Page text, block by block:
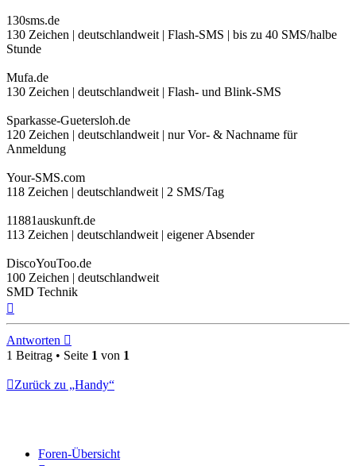
130sms.de
130 Zeichen | deutschlandweit | Flash-SMS | bis zu 40 SMS/halbe
Stunde
Mufa.de
130 Zeichen | deutschlandweit | Flash- und Blink-SMS
Sparkasse-Guetersloh.de
120 Zeichen | deutschlandweit | nur Vor- & Nachname für
Anmeldung
Your-SMS.com
118 Zeichen | deutschlandweit | 2 SMS/Tag
11881auskunft.de
113 Zeichen | deutschlandweit | eigener Absender
DiscoYouToo.de
100 Zeichen | deutschlandweit
SMD Technik
Antworten
1 Beitrag • Seite 1 von 1
Zurück zu „Handy“
Foren-Übersicht